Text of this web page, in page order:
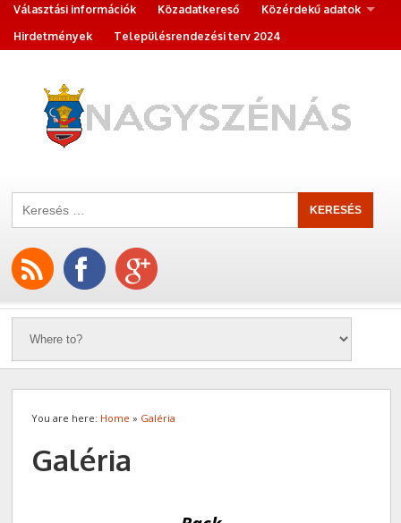
Választási információk
Közadatkereső
Közérdekű adatok
Hirdetmények
Településrendezési terv 2024
You are here: Home » Galéria
Galéria